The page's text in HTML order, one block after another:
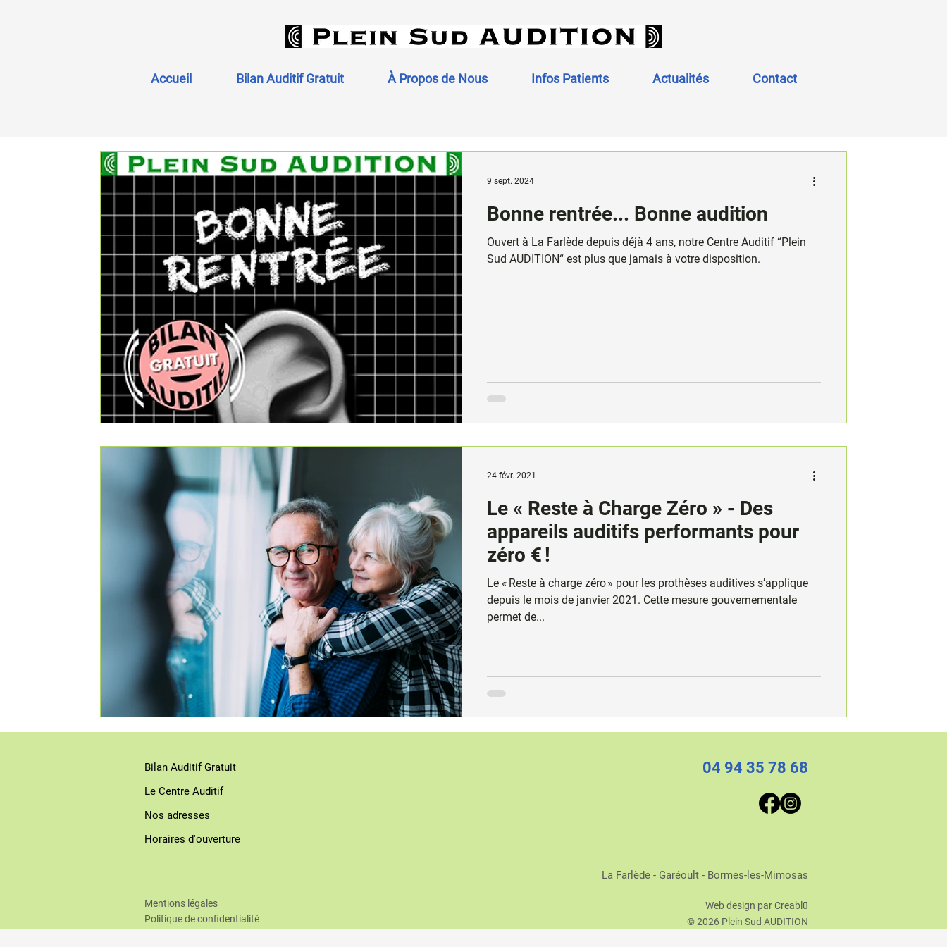
Accueil Bilan Auditif Gratuit À Propos de Nous Infos Patients Actualités Contact
Bonne rentrée... Bonne audition
Ouvert à La Farlède depuis déjà 4 ans, notre Centre Auditif “Plein
Sud AUDITION“ est plus que jamais à votre disposition.
9 sept. 2024
Le « Reste à Charge Zéro » - Des
appareils auditifs performants pour
zéro € !
Le « Reste à charge zéro » pour les prothèses auditives s’applique
depuis le mois de janvier 2021. Cette mesure gouvernementale
permet de...
24 févr. 2021
Bilan Auditif Gratuit
Le Centre Auditif
Nos adresses
Horaires d'ouverture
Mentions légales
Politique de confidentialité
04 94 35 78 68
La Farlède - Garéoult - Bormes-les-Mimosas
Web design par Creablū
© 2026 Plein Sud AUDITION